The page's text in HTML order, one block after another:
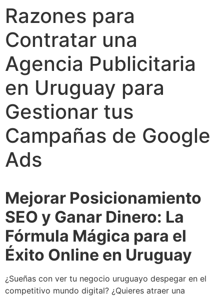
Razones para
Contratar una
Agencia Publicitaria
en Uruguay para
Gestionar tus
Campañas de Google
Ads
Mejorar Posicionamiento
SEO y Ganar Dinero: La
Fórmula Mágica para el
Éxito Online en Uruguay
¿Sueñas con ver tu negocio uruguayo despegar en el
competitivo mundo digital? ¿Quieres atraer una